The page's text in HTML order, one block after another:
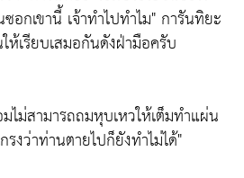
อกเขานี้ เจ้าทำไปทำไม" การันทิยะ
เรียบเสมอกันดังฝ่ามือครับ
ไม่สามารถถมหุบเหวให้เต็มทำแผ่น
งว่าท่านตายไปก็ยังทำไม่ได้"